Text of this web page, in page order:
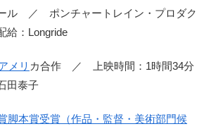
ール ／ ポンチャートレイン・プロダク
：Longride
メリ カ合作 ／ 上映時間：1時間34分
田泰子
脚本賞受賞（作品・監督・美術部門候